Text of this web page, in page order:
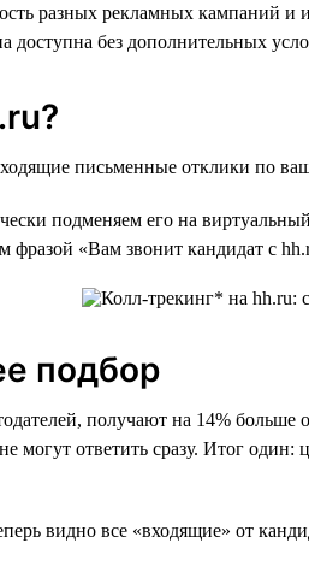
разных рекламных кампаний и
доступна без дополнительных
письменные отклики по
подменяем его на
«Вам звонит кандидат с
подбор
получают на 14%
могут ответить сразу. Итог
видно все «входящие» от